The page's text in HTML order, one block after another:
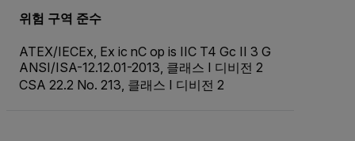
위험 구역 준수
ATEX/IECEx, Ex ic nC op is IIC T4 Gc II 3 G
ANSI/ISA-12.12.01-2013, 클래스 I 디비전 2
CSA 22.2 No. 213, 클래스 I 디비전 2